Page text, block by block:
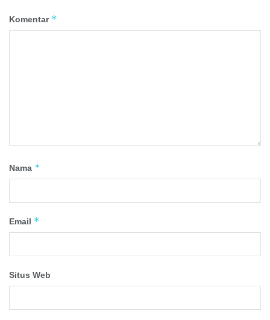
Komentar *
Nama *
Email *
Situs Web